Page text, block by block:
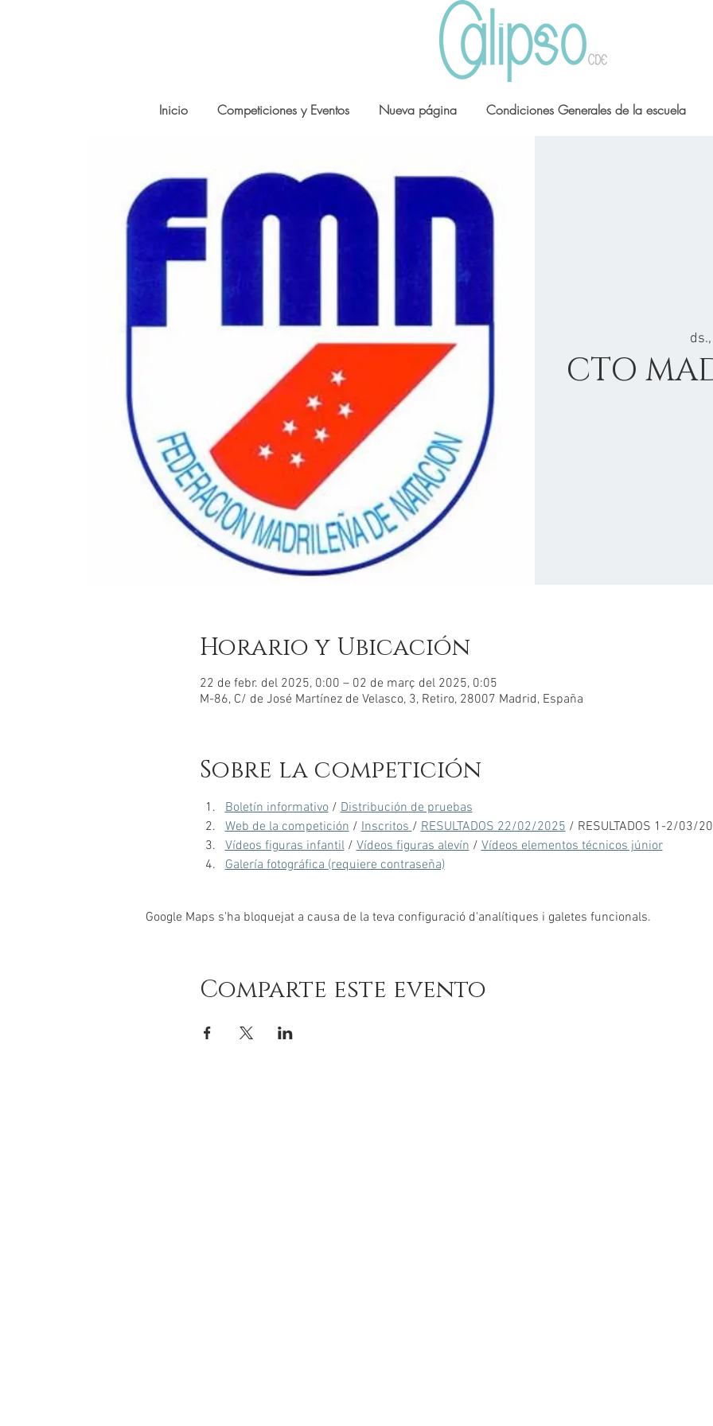
Inicio Competiciones y Eventos Nueva página Condiciones Generales de la escuela
CTO
Horario y Ubicación
22 de febr. del 2025, 0:00 – 02 de març del 2025, 0:05
M-86, C/ de José Martínez de Velasco, 3, Retiro, 28007 Madrid, España
Sobre la competición
Boletín informativo / Distribución de pruebas
Web de la competición / Inscritos / RESULTADOS 22/02/2025 / RESULTADOS 1-2/03/
Vídeos figuras infantil / Vídeos figuras alevín / Vídeos elementos técnicos júnior
Galería fotográfica (requiere contraseña)
Google Maps s'ha bloquejat a causa de la teva configuració d'analítiques i galetes funcionals.
Comparte este evento